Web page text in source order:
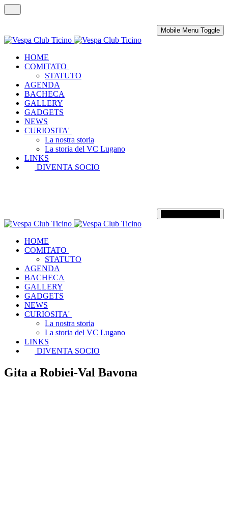
Mobile Menu Toggle
HOME
COMITATO
STATUTO
AGENDA
BACHECA
GALLERY
GADGETS
NEWS
CURIOSITA'
La nostra storia
La storia del VC Lugano
LINKS
DIVENTA SOCIO
HOME
COMITATO
STATUTO
AGENDA
BACHECA
GALLERY
GADGETS
NEWS
CURIOSITA'
La nostra storia
La storia del VC Lugano
LINKS
DIVENTA SOCIO
Gita a Robiei-Val Bavona